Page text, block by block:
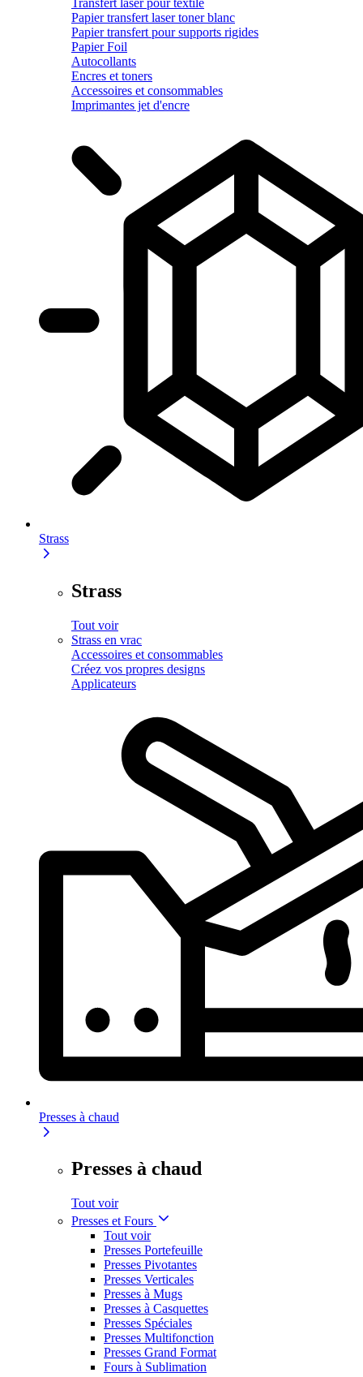
Papier transfert laser toner blanc
Papier transfert pour supports rigides
Papier Foil
Autocollants
Encres et toners
Accessoires et consommables
Imprimantes jet d'encre
Strass
Strass
Tout voir
Strass en vrac
Accessoires et consommables
Créez vos propres designs
Applicateurs
Presses à chaud
Presses à chaud
Tout voir
Presses et Fours
Tout voir
Presses Portefeuille
Presses Pivotantes
Presses Verticales
Presses à Mugs
Presses à Casquettes
Presses Spéciales
Presses Multifonction
Presses Grand Format
Fours à Sublimation